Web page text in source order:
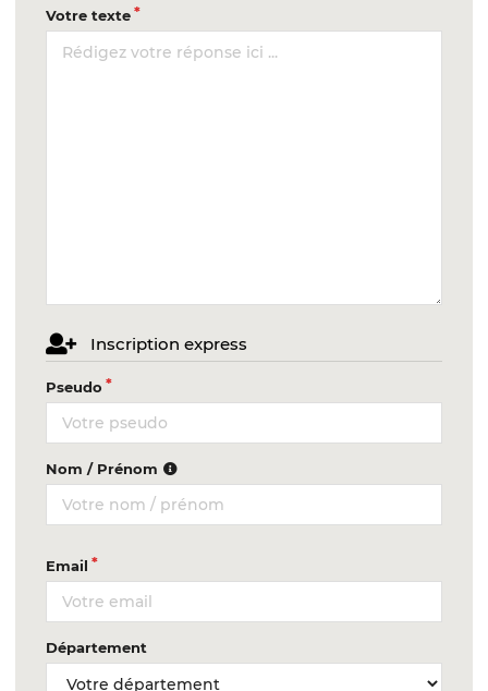
Votre texte
Inscription express
Pseudo
Nom / Prénom
Email
Département